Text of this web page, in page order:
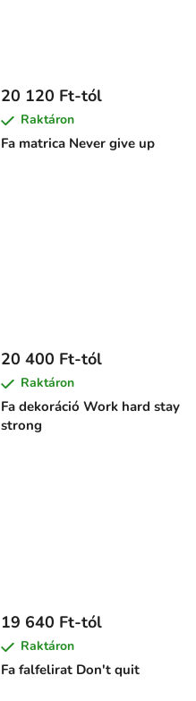
Fa matrica Never give up
20 120 Ft-tól
Raktáron
Fa dekoráció Work hard stay
strong
20 400 Ft-tól
Raktáron
Fa falfelirat Don't quit
19 640 Ft-tól
Raktáron